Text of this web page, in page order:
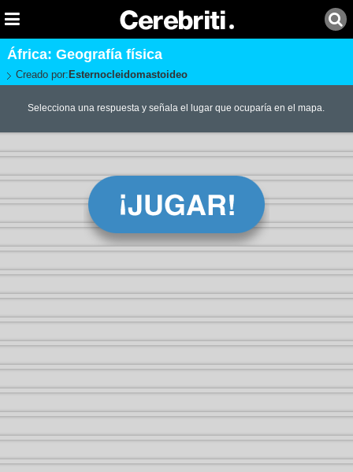
África: Geografía física
Creado por: Esternocleidomastoideo
Selecciona una respuesta y señala el lugar que ocuparía en el mapa.